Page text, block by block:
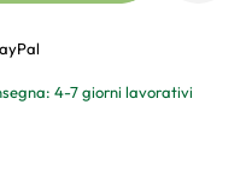
4-7 giorni lavorativi